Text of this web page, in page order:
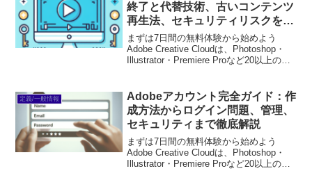
終了と代替技術、古いコンテンツ
再生法、セキュリティリスクを徹
底解説
まずは7日間の無料体験から始めよう
Adobe Creative Cloudは、Photoshop・
Illustrator・Premiere Proなど20以上のア
→※...
定義/一般情報
Adobeアカウント完全ガイド：作
成方法からログイン問題、管理、
セキュリティまで徹底解説
まずは7日間の無料体験から始めよう
Adobe Creative Cloudは、Photoshop・
Illustrator・Premiere Proなど20以上のア